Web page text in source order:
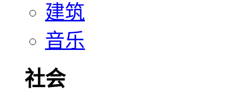
建筑
音乐
社会